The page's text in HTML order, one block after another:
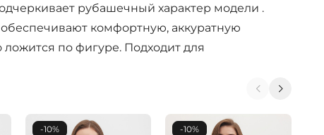
рубашечный характер модели .
комфортную, аккуратную
ложится по фигуре. Подходит для
-10% -10%